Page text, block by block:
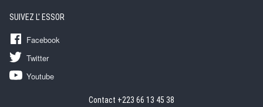
SUIVEZ L' ESSOR
Facebook
Twitter
Youtube
Contact +223 66 13 45 38